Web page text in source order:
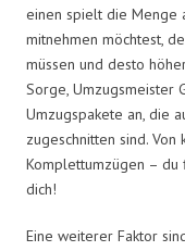
einen spielt die Menge
mitnehmen möchtest,
müssen und desto
Sorge, Umzugsmeister
Umzugspakete an, die
zugeschnitten sind.
Komplettumzügen – du
dich!
Eine weiterer Faktor